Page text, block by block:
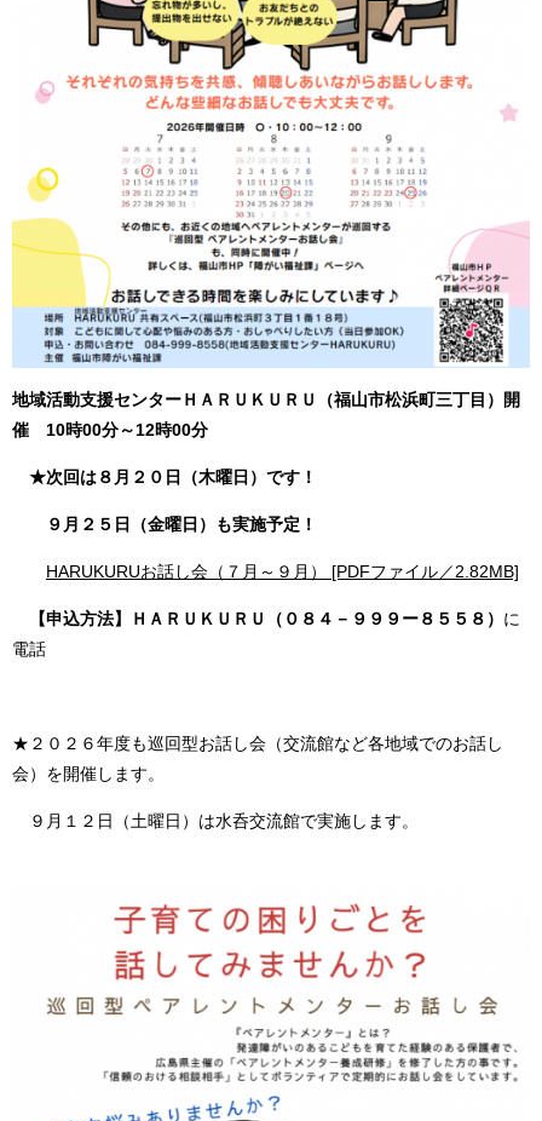
地域活動支援センターＨＡＲＵＫＵＲＵ（福山市松浜町三丁目）開
催 10時00分～12時00分
★次回は８月２０日（木曜日）です！
９月２５日（金曜日）も実施予定！
HARUKURUお話し会（７月～９月） [PDFファイル／2.82MB]
【申込方法】ＨＡＲＵＫＵＲＵ（０８４－９９９ー８５５８） に
電話
★２０２６年度も巡回型お話し会（交流館など各地域でのお話し
会）を開催します。
９月１２日（土曜日）は水呑交流館で実施します。